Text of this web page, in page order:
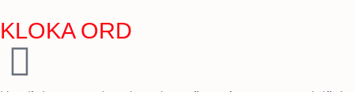
KLOKA ORD